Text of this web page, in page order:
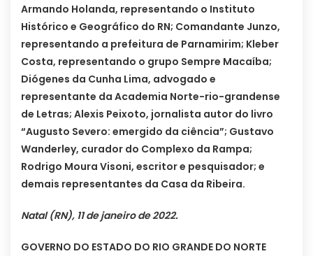
Armando Holanda, representando o Instituto
Histórico e Geográfico do RN; Comandante Junzo,
representando a prefeitura de Parnamirim; Kleber
Costa, representando o grupo Sempre Macaíba;
Diógenes da Cunha Lima, advogado e
representante da Academia Norte-rio-grandense
de Letras; Alexis Peixoto, jornalista autor do livro
“Augusto Severo: emergido da ciência”; Gustavo
Wanderley, curador do Complexo da Rampa;
Rodrigo Moura Visoni, escritor e pesquisador; e
demais representantes da Casa da Ribeira.
Natal (RN), 11 de janeiro de 2022.
GOVERNO DO ESTADO DO RIO GRANDE DO NORTE